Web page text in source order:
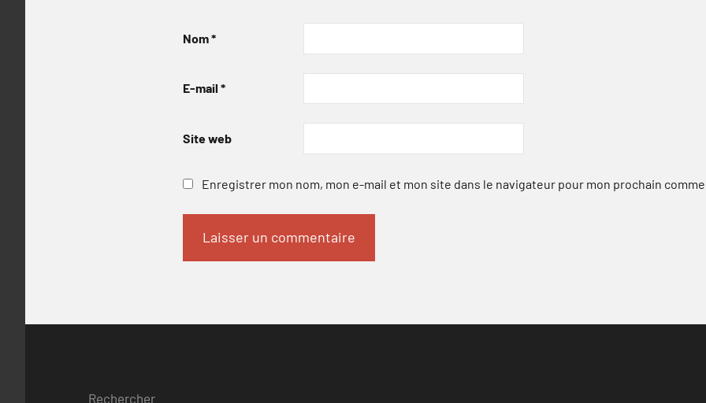
Nom*
E-mail *
Site web
Enregistrer mon nom, mon e-mail et mon site dans le navigateur pour mon prochain
Rechercher